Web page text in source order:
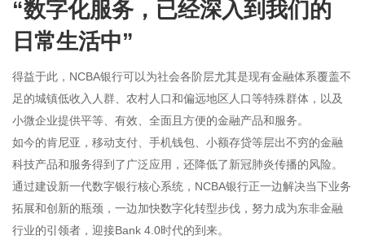
“数字化服务，已经深入到我们的
日常生活中”
得益于此，NCBA银行可以为社会各阶层尤其是现有金融体系覆盖不
足的城镇低收入人群、农村人口和偏远地区人口等特殊群体，以及
小微企业提供平等、有效、全面且方便的金融产品和服务。
如今的肯尼亚，移动支付、手机钱包、小额存贷等层出不穷的金融
科技产品和服务得到了广泛应用，还降低了新冠肺炎传播的风险。
通过建设新一代数字银行核心系统，NCBA银行正一边解决当下业务
拓展和创新的瓶颈，一边加快数字化转型步伐，努力成为东非金融
行业的引领者，迎接Bank 4.0时代的到来。